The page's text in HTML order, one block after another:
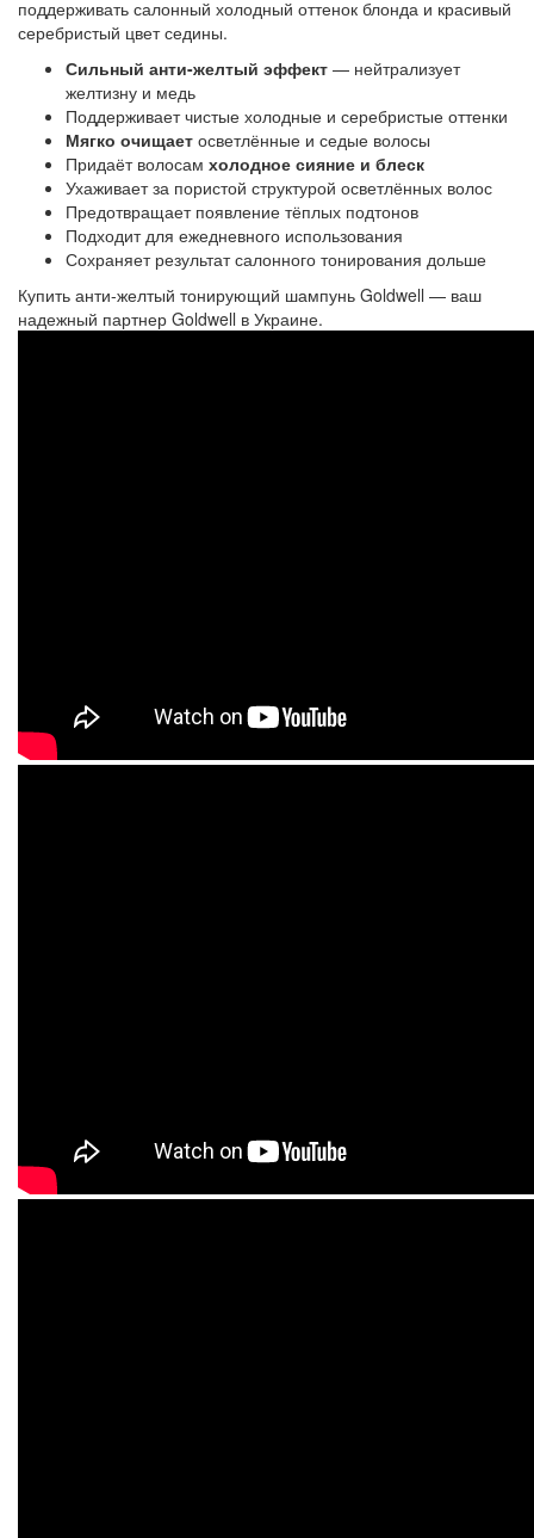
поддерживать салонный холодный оттенок блонда и красивый
серебристый цвет седины.
Сильный анти-желтый эффект — нейтрализует
желтизну и медь
Поддерживает чистые холодные и серебристые оттенки
Мягко очищает осветлённые и седые волосы
Придаёт волосам холодное сияние и блеск
Ухаживает за пористой структурой осветлённых волос
Предотвращает появление тёплых подтонов
Подходит для ежедневного использования
Сохраняет результат салонного тонирования дольше
Купить анти-желтый тонирующий шампунь Goldwell — ваш
надежный партнер Goldwell в Украине.